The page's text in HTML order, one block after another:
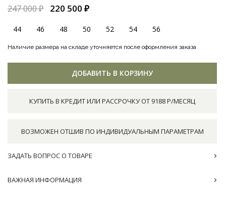
247 000 ₽
220 500 ₽
44 46 48 50 52 54 56
Наличие размера на складе уточняется после оформления заказа
ДОБАВИТЬ В КОРЗИНУ
КУПИТЬ В КРЕДИТ ИЛИ РАССРОЧКУ ОТ 9188 Р/МЕСЯЦ
ВОЗМОЖЕН ОТШИВ ПО ИНДИВИДУАЛЬНЫМ ПАРАМЕТРАМ
ЗАДАТЬ ВОПРОС О ТОВАРЕ
ВАЖНАЯ ИНФОРМАЦИЯ